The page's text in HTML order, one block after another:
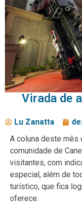
Virada de
Lu Zanatta
A coluna deste mês
comunidade de
visitantes, com
especial, além de
turístico, que fica
oferece.